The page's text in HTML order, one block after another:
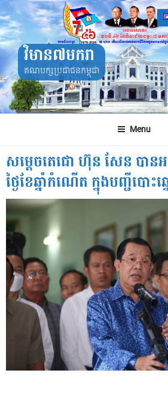
Skip
to
content
វិមាន៧មករា
គណបក្សប្រជាជនកម្ពុជា
Menu
សម្តេចតេជោ ហ៊ុន សែន បានអ
ថ្ងៃខែឆ្នាំកំណើត ក្នុងបញ្ជីបោ